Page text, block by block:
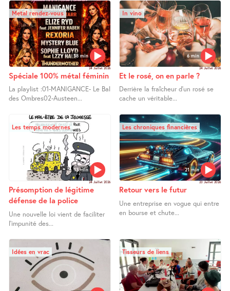
58 min
Metal rendez-vous
24 Juillet 2026
Spéciale 100% métal féminin
La playlist :01-MANIGANCE- Le Bal
des Ombres02-Austeen...
6 min
In vino
24 Juillet 2026
Et le rosé, on en parle ?
Derrière la fraîcheur d’un rosé se
cache un véritable...
13 min
Les temps modernes
24 Juillet 2026
Présomption de légitime
défense de la police
Une nouvelle loi vient de faciliter
l’impunité des...
21 min
Les chroniques financières
23 Juillet 2026
Retour vers le futur
Une entreprise en vogue qui entre
en bourse et chute...
Idées en vrac Tisseurs de liens